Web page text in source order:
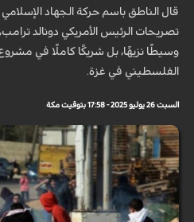
قال الناطق باسم حركة الجهاد
تصريحات الرئيس الأمريكي دونالد
وسيطًا نزيهًا، بل شريكًا كاملًا في
الفلسطيني في غزة.
السبت 26 يوليو 2025 - 17:58 بتوقيت مكة